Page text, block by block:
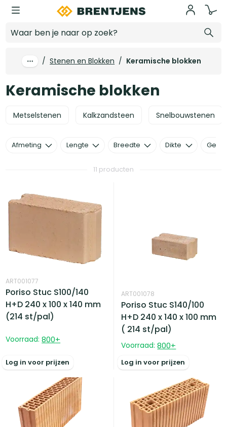
Ga naar hoofdinhoud
/ Stenen en Blokken / Keramische blokken
Keramische blokken
Metselstenen Kalkzandsteen Snelbouwstenen
11 producten
ART001077
Poriso Stuc S100/140
H+D 240 x 100 x 140 mm
(214 st/pal)
Voorraad: 800+
Log in voor prijzen
ART001078
Poriso Stuc S140/100
H+D 240 x 140 x 100 mm
( 214 st/pal)
Voorraad: 800+
Log in voor prijzen
Afmeting Lengte Breedte Dikte